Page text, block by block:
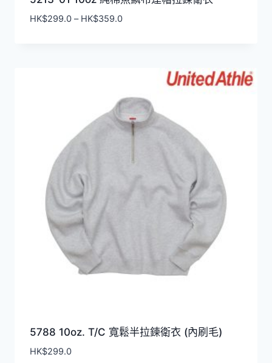
HK$299.0 – HK$359.0價
HK$359.0
5788 10oz. T/C 寬鬆半拉鍊衛衣 (內刷毛)
HK$299.0